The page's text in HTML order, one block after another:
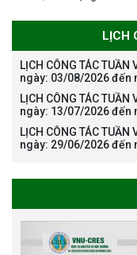
LỊCH
LỊCH CÔNG TÁC TUẦN
ngày: 03/08/2026 đến
LỊCH CÔNG TÁC TUẦN
ngày: 13/07/2026 đến
LỊCH CÔNG TÁC TUẦN
ngày: 29/06/2026 đến